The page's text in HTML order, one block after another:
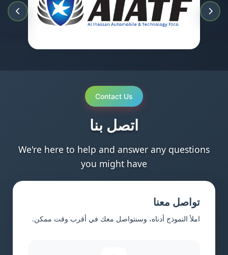
Contact Us
اتصل بنا
We're here to help and answer any questions
you might have
تواصل معنا
املأ النموذج أدناه، وسنتواصل معك في أقرب وقت ممكن.